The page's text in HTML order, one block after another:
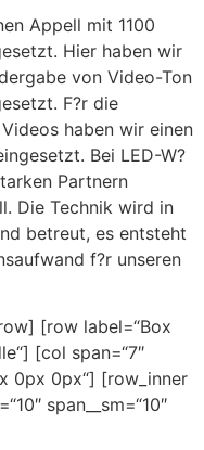
Appell mit 1100
Hier haben wir
von Video-Ton
F?r die
haben wir einen
Bei LED-W?
Partnern
Die Technik wird in
betreut, es entsteht
f?r unseren
[row label=“Box
[col span=“7″
0px 0px“] [row_inner
span__sm=“10″